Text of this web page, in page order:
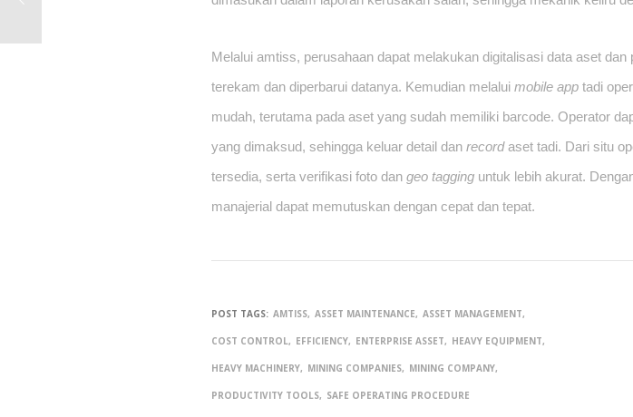
Melalui amtiss, perusahaan dapat melakukan digitalisasi data aset
terekam dan diperbarui datanya. Kemudian melalui mobile app tadi
mudah, terutama pada aset yang sudah memiliki barcode. Operator
yang dimaksud, sehingga keluar detail dan record aset tadi. Dari situ
tersedia, serta verifikasi foto dan geo tagging untuk lebih akurat.
manajerial dapat memutuskan dengan cepat dan tepat.
POST TAGS: AMTISS ASSET MAINTENANCE ASSET MANAGEMENT
COST CONTROL EFFICIENCY ENTERPRISE ASSET HEAVY EQUIPMENT
HEAVY MACHINERY MINING COMPANIES MINING COMPANY
PRODUCTIVITY TOOLS SAFE OPERATING PROCEDURE